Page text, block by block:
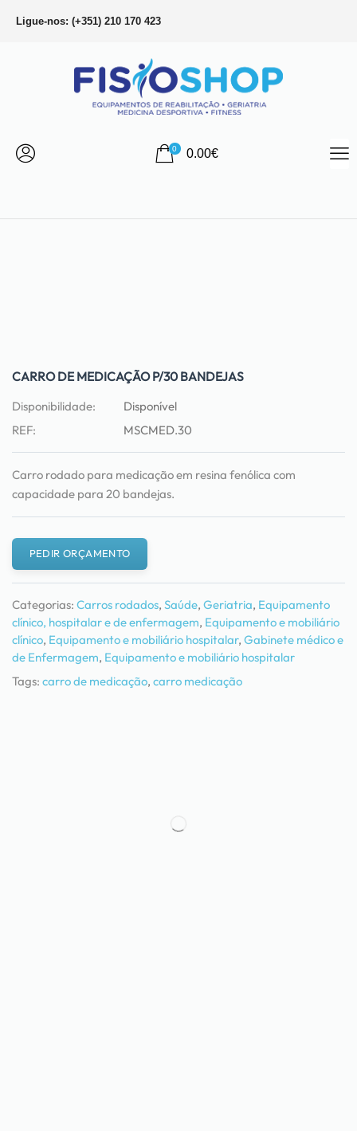
Ligue-nos: (+351) 210 170 423
0 0.00€
CARRO DE MEDICAÇÃO P/30 BANDEJAS
Disponibilidade:
Disponível
REF:
MSCMED.30
Carro rodado para medicação em resina fenólica com
capacidade para 20 bandejas.
PEDIR ORÇAMENTO
Categorias: Carros rodados, Saúde, Geriatria, Equipamento
clínico, hospitalar e de enfermagem, Equipamento e mobiliário
clínico, Equipamento e mobiliário hospitalar, Gabinete médico e
de Enfermagem, Equipamento e mobiliário hospitalar
Tags: carro de medicação, carro medicação